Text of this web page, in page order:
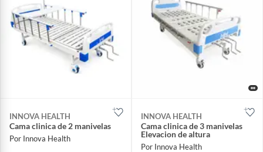
INNOVA HEALTH
Cama clinica de 2 manivelas
Por Innova Health
INNOVA HEALTH
Cama clinica de 3 manivelas
Elevacion de altura
Por Innova Health